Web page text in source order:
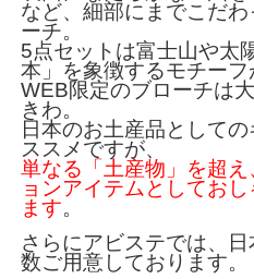
など、細部にまでこだ
ーチ。
5点セットは富士山や太
本」を象徴するモチーフ
WEB限定のブローチは
きわ。
日本のお土産品として
ススメですが、
単なる「土産物」を超
ョンアイテムとしてお
ます。
さらにアビステでは、
数ご用意しております。